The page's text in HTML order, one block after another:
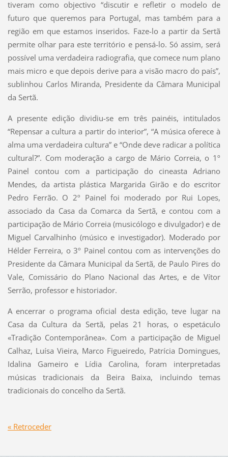
tiveram como objectivo “discutir e refletir o modelo de
futuro que queremos para Portugal, mas também para a
região em que estamos inseridos. Faze-lo a partir da Sertã
permite olhar para este território e pensá-lo. Só assim, será
possível uma verdadeira radiografia, que comece num plano
mais micro e que depois derive para a visão macro do país”,
sublinhou Carlos Miranda, Presidente da Câmara Municipal
da Sertã.
A presente edição dividiu-se em três painéis, intitulados
“Repensar a cultura a partir do interior”, “A música oferece à
alma uma verdadeira cultura” e “Onde deve radicar a política
cultural?”. Com moderação a cargo de Mário Correia, o 1º
Painel contou com a participação do cineasta Adriano
Mendes, da artista plástica Margarida Girão e do escritor
Pedro Ferrão. O 2º Painel foi moderado por Rui Lopes,
associado da Casa da Comarca da Sertã, e contou com a
participação de Mário Correia (musicólogo e divulgador) e de
Miguel Carvalhinho (músico e investigador). Moderado por
Hélder Ferreira, o 3º Painel contou com as intervenções do
Presidente da Câmara Municipal da Sertã, de Paulo Pires do
Vale, Comissário do Plano Nacional das Artes, e de Vítor
Serrão, professor e historiador.
A encerrar o programa oficial desta edição, teve lugar na
Casa da Cultura da Sertã, pelas 21 horas, o espetáculo
«Tradição Contemporânea». Com a participação de Miguel
Calhaz, Luísa Vieira, Marco Figueiredo, Patrícia Domingues,
Idalina Gameiro e Lídia Carolina, foram interpretadas
músicas tradicionais da Beira Baixa, incluindo temas
tradicionais do concelho da Sertã.
« Retroceder